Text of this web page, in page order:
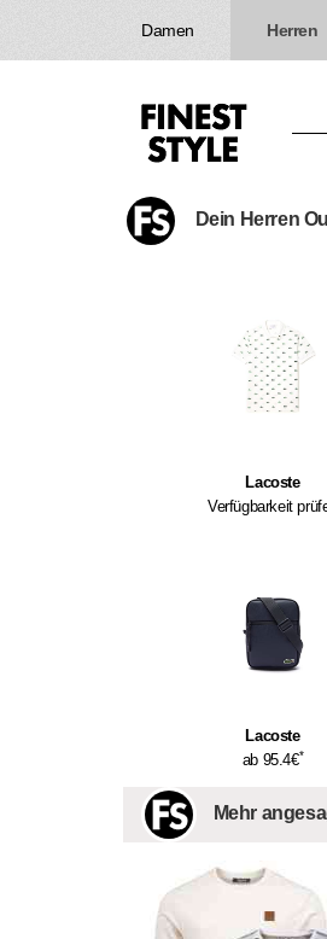
Damen Herren
Dein Herren
Lacoste
Verfügbarkeit
Lacoste
ab 95.4€*
Mehr